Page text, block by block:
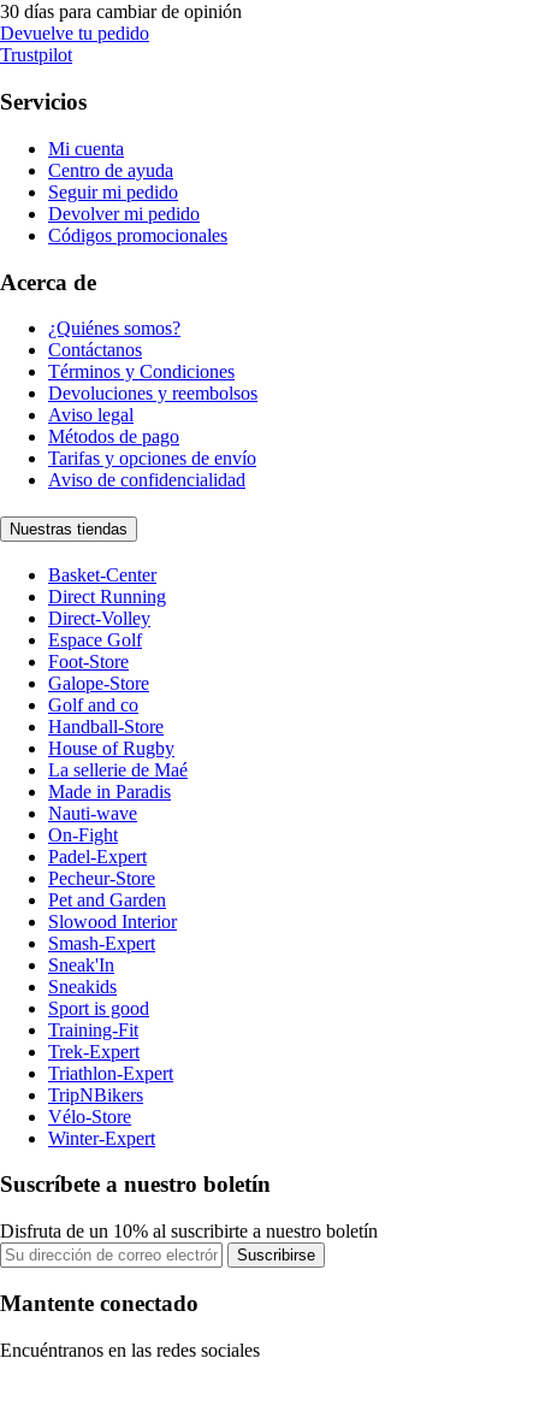
30 días para cambiar de opinión
Devuelve tu pedido
Trustpilot
Servicios
Mi cuenta
Centro de ayuda
Seguir mi pedido
Devolver mi pedido
Códigos promocionales
Acerca de
¿Quiénes somos?
Contáctanos
Términos y Condiciones
Devoluciones y reembolsos
Aviso legal
Métodos de pago
Tarifas y opciones de envío
Aviso de confidencialidad
Nuestras tiendas
Basket-Center
Direct Running
Direct-Volley
Espace Golf
Foot-Store
Galope-Store
Golf and co
Handball-Store
House of Rugby
La sellerie de Maé
Made in Paradis
Nauti-wave
On-Fight
Padel-Expert
Pecheur-Store
Pet and Garden
Slowood Interior
Smash-Expert
Sneak'In
Sneakids
Sport is good
Training-Fit
Trek-Expert
Triathlon-Expert
TripNBikers
Vélo-Store
Winter-Expert
Suscríbete a nuestro boletín
Disfruta de un 10% al suscribirte a nuestro boletín
Suscribirse
Mantente conectado
Encuéntranos en las redes sociales